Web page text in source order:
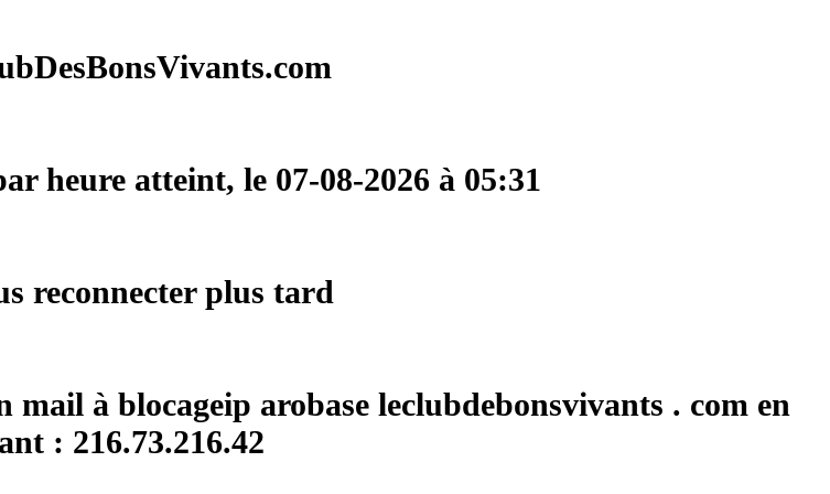
heure atteint, le 07-08-2026 à 05:31
reconnecter plus tard
mail à blocageip arobase leclubdebonsvivants . com en
: 216.73.216.42